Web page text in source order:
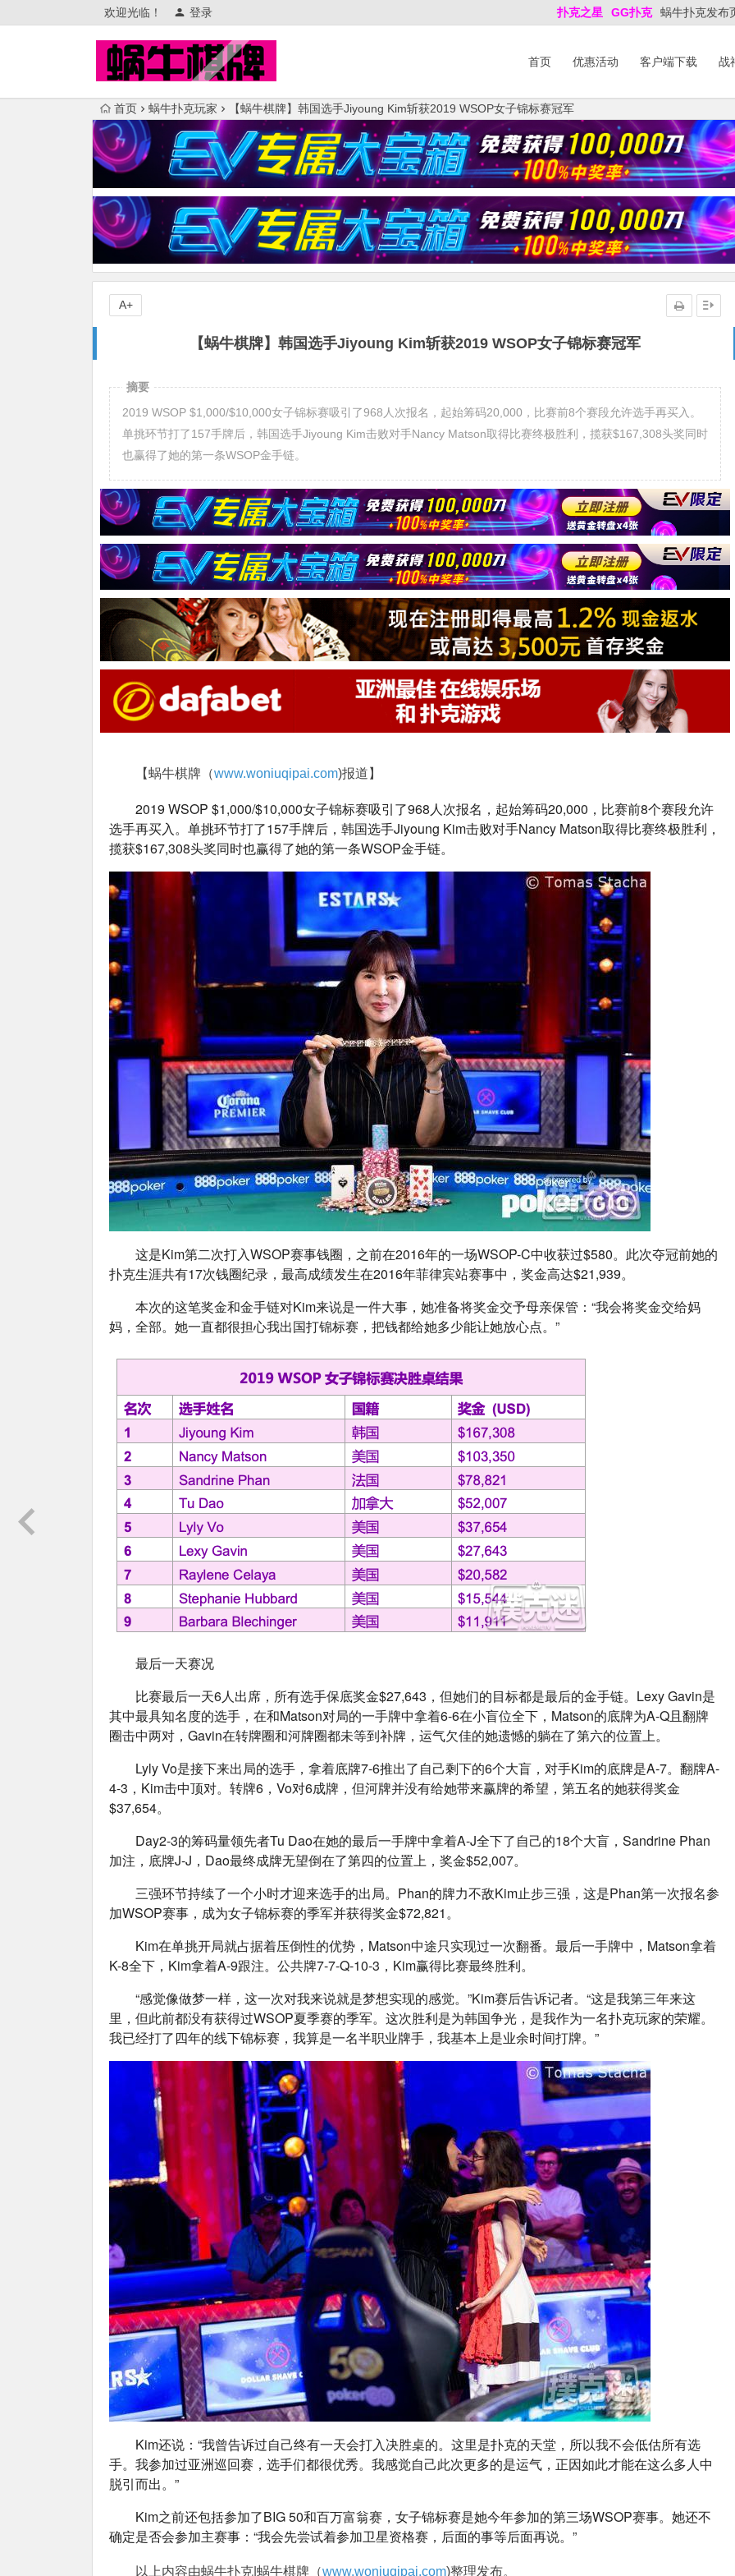
欢迎光临！ 登录 扑克之星 GG扑克 蜗牛扑克发布
首页 优惠活动 客户端下载 战
首页 蜗牛扑克玩家 【蜗牛棋牌】韩国选手Jiyoung Kim斩获2019 WSOP女子锦标赛冠军
【蜗牛棋牌】韩国选手Jiyoung Kim斩获2019 WSOP女子锦标赛冠军
A+
摘要
2019 WSOP $1,000/$10,000女子锦标赛吸引了968人次报名，起始筹码20,000，比赛前8个赛段允许选手再买入。
单挑环节打了157手牌后，韩国选手Jiyoung Kim击败对手Nancy Matson取得比赛终极胜利，揽获$167,308头奖同时
也赢得了她的第一条WSOP金手链。
【蜗牛棋牌（www.woniuqipai.com)报道】
2019 WSOP $1,000/$10,000女子锦标赛吸引了968人次报名，起始筹码20,000，比赛前8个赛段允许
选手再买入。单挑环节打了157手牌后，韩国选手Jiyoung Kim击败对手Nancy Matson取得比赛终极胜利，
揽获$167,308头奖同时也赢得了她的第一条WSOP金手链。
这是Kim第二次打入WSOP赛事钱圈，之前在2016年的一场WSOP-C中收获过$580。此次夺冠前她的
扑克生涯共有17次钱圈纪录，最高成绩发生在2016年菲律宾站赛事中，奖金高达$21,939。
本次的这笔奖金和金手链对Kim来说是一件大事，她准备将奖金交予母亲保管：“我会将奖金交给妈
妈，全部。她一直都很担心我出国打锦标赛，把钱都给她多少能让她放心点。”
最后一天赛况
比赛最后一天6人出席，所有选手保底奖金$27,643，但她们的目标都是最后的金手链。Lexy Gavin是
其中最具知名度的选手，在和Matson对局的一手牌中拿着6-6在小盲位全下，Matson的底牌为A-Q且翻牌
圈击中两对，Gavin在转牌圈和河牌圈都未等到补牌，运气欠佳的她遗憾的躺在了第六的位置上。
Lyly Vo是接下来出局的选手，拿着底牌7-6推出了自己剩下的6个大盲，对手Kim的底牌是A-7。翻牌A-
4-3，Kim击中顶对。转牌6，Vo对6成牌，但河牌并没有给她带来赢牌的希望，第五名的她获得奖金
$37,654。
Day2-3的筹码量领先者Tu Dao在她的最后一手牌中拿着A-J全下了自己的18个大盲，Sandrine Phan
加注，底牌J-J，Dao最终成牌无望倒在了第四的位置上，奖金$52,007。
三强环节持续了一个小时才迎来选手的出局。Phan的牌力不敌Kim止步三强，这是Phan第一次报名参
加WSOP赛事，成为女子锦标赛的季军并获得奖金$72,821。
Kim在单挑开局就占据着压倒性的优势，Matson中途只实现过一次翻番。最后一手牌中，Matson拿着
K-8全下，Kim拿着A-9跟注。公共牌7-7-Q-10-3，Kim赢得比赛最终胜利。
“感觉像做梦一样，这一次对我来说就是梦想实现的感觉。”Kim赛后告诉记者。“这是我第三年来这
里，但此前都没有获得过WSOP夏季赛的季军。这次胜利是为韩国争光，是我作为一名扑克玩家的荣耀。
我已经打了四年的线下锦标赛，我算是一名半职业牌手，我基本上是业余时间打牌。”
Kim还说：“我曾告诉过自己终有一天会打入决胜桌的。这里是扑克的天堂，所以我不会低估所有选
手。我参加过亚洲巡回赛，选手们都很优秀。我感觉自己此次更多的是运气，正因如此才能在这么多人中
脱引而出。”
Kim之前还包括参加了BIG 50和百万富翁赛，女子锦标赛是她今年参加的第三场WSOP赛事。她还不
确定是否会参加主赛事：“我会先尝试着参加卫星资格赛，后面的事等后面再说。”
以上内容由蜗牛扑克|蜗牛棋牌（www.woniuqipai.com)整理发布。